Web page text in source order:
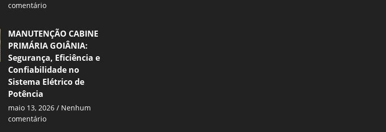
comentário
MANUTENÇÃO CABINE
PRIMÁRIA GOIÂNIA:
Segurança, Eficiência e
Confiabilidade no
Sistema Elétrico de
Potência
maio 13, 2026
Nenhum
comentário